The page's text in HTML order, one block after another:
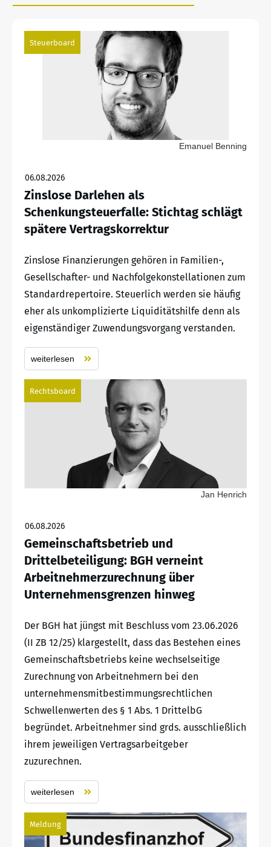
Steuerboard
Emanuel Benning
06.08.2026
Zinslose Darlehen als
Schenkungsteuerfalle: Stichtag schlägt
spätere Vertragskorrektur
Zinslose Finanzierungen gehören in Familien-,
Gesellschafter- und Nachfolgekonstellationen zum
Standardrepertoire. Steuerlich werden sie häufig
eher als unkomplizierte Liquiditätshilfe denn als
eigenständiger Zuwendungsvorgang verstanden.
weiterlesen
Rechtsboard
Jan Henrich
06.08.2026
Gemeinschaftsbetrieb und
Drittelbeteiligung: BGH verneint
Arbeitnehmerzurechnung über
Unternehmensgrenzen hinweg
Der BGH hat jüngst mit Beschluss vom 23.06.2026
(II ZB 12/25) klargestellt, dass das Bestehen eines
Gemeinschaftsbetriebs keine wechselseitige
Zurechnung von Arbeitnehmern bei den
unternehmensmitbestimmungsrechtlichen
Schwellenwerten des § 1 Abs. 1 DrittelbG
begründet. Arbeitnehmer sind grds. ausschließlich
ihrem jeweiligen Vertragsarbeitgeber
zuzurechnen.
weiterlesen
Meldung